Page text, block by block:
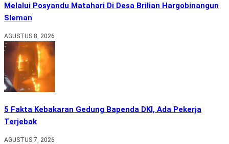
Melalui Posyandu Matahari Di Desa Brilian Hargobinangun
Sleman
AGUSTUS 8, 2026
5 Fakta Kebakaran Gedung Bapenda DKI, Ada Pekerja
Terjebak
AGUSTUS 7, 2026